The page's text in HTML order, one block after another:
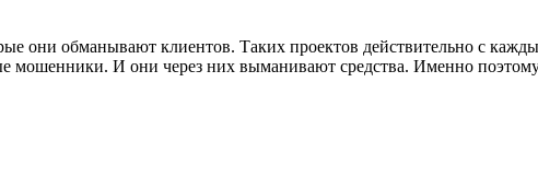
они обманывают клиентов. Таких проектов действительно с
мошенники. И они через них выманивают средства. Именно